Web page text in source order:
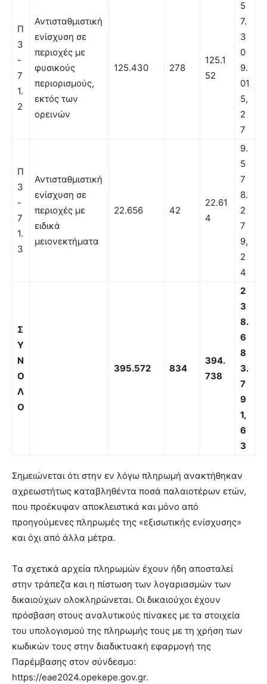
Π
3
-
7
1.
2
Αντισταθμιστική
ενίσχυση σε
περιοχές με
φυσικούς
περιορισμούς,
εκτός των
ορεινών
125.430 278
125.1
52
5
7.
3
0
9.
01
5,
2
7
Π
3
-
7
1.
3
Αντισταθμιστική
ενίσχυση σε
περιοχές με
ειδικά
μειονεκτήματα
22.656 42
22.61
4
9.
5
7
8.
2
7
9,
2
4
Σ
Υ
Ν
Ο
Λ
Ο
395.572 834
394.
738
2
3
8.
6
8
3.
7
9
1,
6
3
Σημειώνεται ότι στην εν λόγω πληρωμή ανακτήθηκαν
αχρεωστήτως καταβληθέντα ποσά παλαιοτέρων ετών,
που προέκυψαν αποκλειστικά και μόνο από
προηγούμενες πληρωμές της «εξισωτικής ενίσχυσης»
και όχι από άλλα μέτρα.
Τα σχετικά αρχεία πληρωμών έχουν ήδη αποσταλεί
στην τράπεζα και η πίστωση των λογαριασμών των
δικαιούχων ολοκληρώνεται. Οι δικαιούχοι έχουν
πρόσβαση στους αναλυτικούς πίνακες με τα στοιχεία
του υπολογισμού της πληρωμής τους με τη χρήση των
κωδικών τους στην διαδικτυακή εφαρμογή της
Παρέμβασης στον σύνδεσμο:
https://eae2024.opekepe.gov.gr.